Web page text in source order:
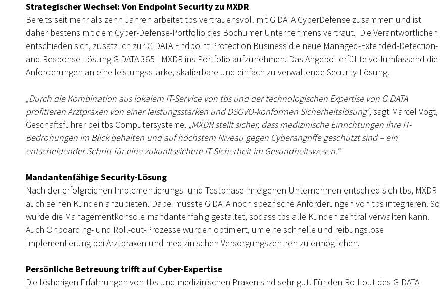
Strategischer Wechsel: Von Endpoint Security zu MXDR
Bereits seit mehr als zehn Jahren arbeitet tbs vertrauensvoll mit G DATA CyberDefense zusammen und ist
daher bestens mit dem Cyber-Defense-Portfolio des Bochumer Unternehmens vertraut. Die Verantwortlichen
entschieden sich, zusätzlich zur G DATA Endpoint Protection Business die neue Managed-Extended-Detection-
and-Response-Lösung G DATA 365 | MXDR ins Portfolio aufzunehmen. Das Angebot erfüllte vollumfassend die
Anforderungen an eine leistungsstarke, skalierbare und einfach zu verwaltende Security-Lösung.
„Durch die Kombination aus lokalem IT-Service von tbs und der technologischen Expertise von G DATA
profitieren Arztpraxen von einer leistungsstarken und DSGVO-konformen Sicherheitslösung“,sagt Marcel Vogt,
Geschäftsführer bei tbs Computersysteme. „MXDR stellt sicher, dass medizinische Einrichtungen ihre IT-
Bedrohungen im Blick behalten und auf höchstem Niveau gegen Cyberangriffe geschützt sind – ein
entscheidender Schritt für eine zukunftssichere IT-Sicherheit im Gesundheitswesen.“
Mandantenfähige Security-Lösung
Nach der erfolgreichen Implementierungs- und Testphase im eigenen Unternehmen entschied sich tbs, MXDR
auch seinen Kunden anzubieten. Dabei musste G DATA noch spezifische Anforderungen von tbs integrieren. So
wurde die Managementkonsole mandantenfähig gestaltet, sodass tbs alle Kunden zentral verwalten kann.
Auch Onboarding- und Roll-out-Prozesse wurden optimiert, um eine schnelle und reibungslose
Implementierung bei Arztpraxen und medizinischen Versorgungszentren zu ermöglichen.
Persönliche Betreuung trifft auf Cyber-Expertise
Die bisherigen Erfahrungen von tbs und medizinischen Praxen sind sehr gut. Für den Roll-out des G-DATA-